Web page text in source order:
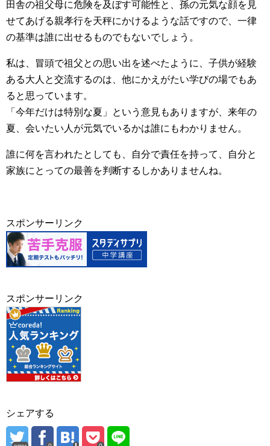
田舎の祖父母に危険を及ぼす可能性と、孫の元気な顔を見
せてあげる親孝行を天秤にかけるような話ですので、一律
の基準は誰に出せるものでもないでしょう。
私は、冒頭で祖父との思い出を述べたように、子供が経験
ある大人と交流するのは、他にかえがたい学びの場でもあ
ると思っています。
「今年だけは特別な夏」という意見もありますが、来年の
夏、会いたい人が元気でいるかは誰にもわかりません。
誰に何を言われたとしても、自分で責任を持って、自分と
家族にとっての最善を判断するしかありませんね。
スポンサーリンク
スポンサーリンク
シェアする